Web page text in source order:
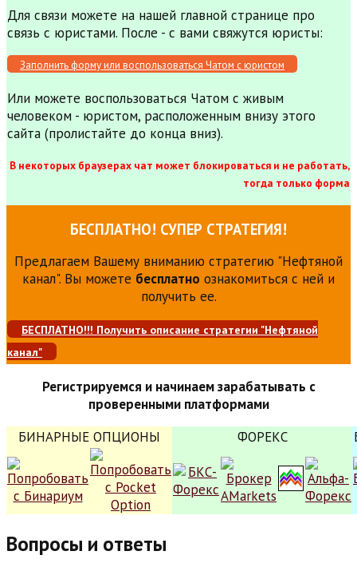
Для связи можете на нашей главной странице про
связь с юристами. После - с вами свяжутся юристы:
Заполнить форму или воспользоваться Чатом с юристом
Или можете воспользоваться Чатом с живым
человеком - юристом, расположенным внизу этого
сайта (пролистайте до конца вниз).
В некоторых браузерах чат может блокироваться и не работать,
тогда только форма
БЕСПЛАТНО! СУПЕР СТРАТЕГИЯ!
Предлагаем Вашему вниманию стратегию "Нефтяной
канал". Вы можете бесплатно ознакомиться с ней и
получить ее.
БЕСПЛАТНО!!! Получить описание стратегии "Нефтяной
канал"
Регистрируемся и начинаем зарабатывать с
проверенными платформами
БИНАРНЫЕ ОПЦИОНЫ
ФОРЕКС
Вопросы и ответы